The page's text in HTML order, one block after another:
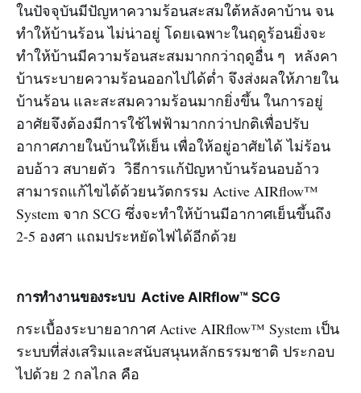
ในปัจจุบันมีปัญหาความร้อนสะสมใต้หลังคาบ้าน จน
ทำให้บ้านร้อน ไม่น่าอยู่ โดยเฉพาะในฤดูร้อนยิ่งจะ
ทำให้บ้านมีความร้อนสะสมมากกว่าฤดูอื่น ๆ หลังคา
บ้านระบายความร้อนออกไปได้ต่ำ จึงส่งผลให้ภายใน
บ้านร้อน และสะสมความร้อนมากยิ่งขึ้น ในการอยู่
อาศัยจึงต้องมีการใช้ไฟฟ้ามากกว่าปกติเพื่อปรับ
อากาศภายในบ้านให้เย็น เพื่อให้อยู่อาศัยได้ ไม่ร้อน
อบอ้าว สบายตัว วิธีการแก้ปัญหาบ้านร้อนอบอ้าว
สามารถแก้ไขได้ด้วยนวัตกรรม Active AIRflow™
System จาก SCG ซึ่งจะทำให้บ้านมีอากาศเย็นขึ้นถึง
2-5 องศา แถมประหยัดไฟได้อีกด้วย
การทำงานของระบบ Active AIRflow™ SCG
กระเบื้องระบายอากาศ Active AIRflow™ System เป็น
ระบบที่ส่งเสริมและสนับสนุนหลักธรรมชาติ ประกอบ
ไปด้วย 2 กลไกล คือ